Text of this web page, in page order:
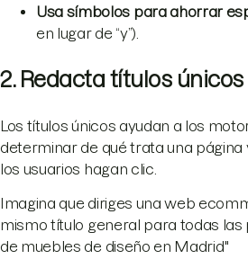
Usa símbolos para ahorrar
en lugar de “y”).
2. Redacta títulos únicos
Los títulos únicos ayudan a los
determinar de qué trata una página
los usuarios hagan clic.
Imagina que diriges una web
mismo título general para todas las
de muebles de diseño en Madrid"